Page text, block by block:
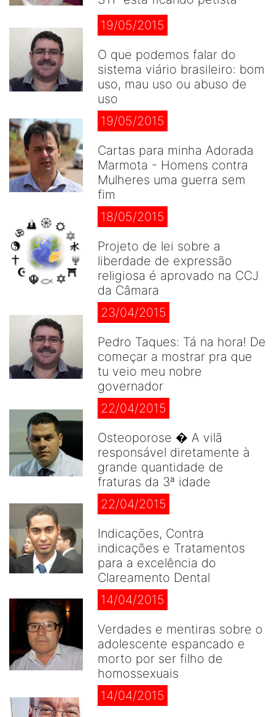
19/05/2015
O que podemos falar do
sistema viário brasileiro: bom
uso, mau uso ou abuso de
uso
19/05/2015
Cartas para minha Adorada
Marmota - Homens contra
Mulheres uma guerra sem
fim
18/05/2015
Projeto de lei sobre a
liberdade de expressão
religiosa é aprovado na CCJ
da Câmara
23/04/2015
Pedro Taques: Tá na hora! De
começar a mostrar pra que
tu veio meu nobre
governador
22/04/2015
Osteoporose � A vilã
responsável diretamente à
grande quantidade de
fraturas da 3ª idade
22/04/2015
Indicações, Contra
indicações e Tratamentos
para a excelência do
Clareamento Dental
14/04/2015
Verdades e mentiras sobre o
adolescente espancado e
morto por ser filho de
homossexuais
14/04/2015